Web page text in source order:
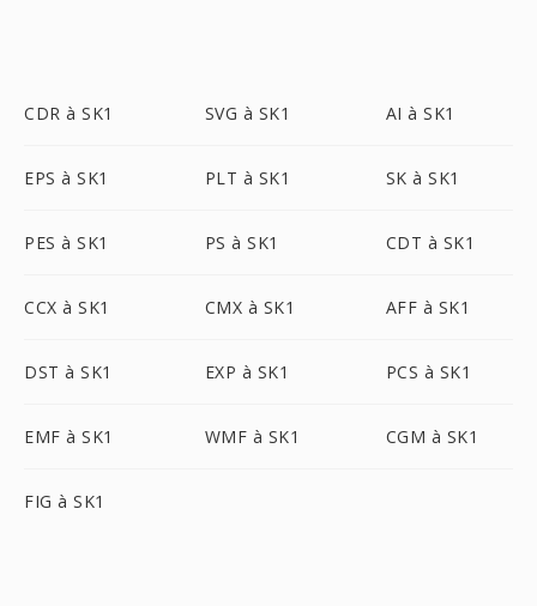
CDR à SK1 SVG à SK1 AI à SK1
EPS à SK1 PLT à SK1 SK à SK1
PES à SK1 PS à SK1 CDT à SK1
CCX à SK1 CMX à SK1 AFF à SK1
DST à SK1 EXP à SK1 PCS à SK1
EMF à SK1 WMF à SK1 CGM à SK1
FIG à SK1